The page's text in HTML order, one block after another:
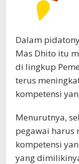
Dalam
Mas Dhito itu
di lingkup
terus
kompetensi
Menurutnya,
pegawai harus
kompetensi
yang